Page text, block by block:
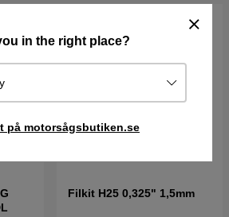
in the right place?
på motorsågsbutiken.se
Filkit H25 0,325" 1,5mm